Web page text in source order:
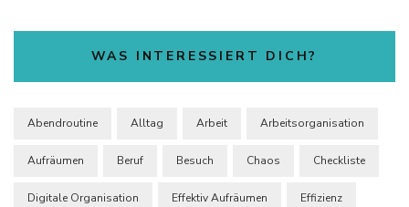
WAS INTERESSIERT DICH?
Abendroutine Alltag Arbeit Arbeitsorganisation
Aufräumen Beruf Besuch Chaos Checkliste
Digitale Organisation Effektiv Aufräumen Effizienz